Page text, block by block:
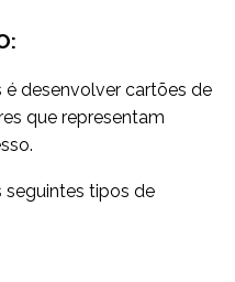
desenvolver cartões de
que representam
seguintes tipos de